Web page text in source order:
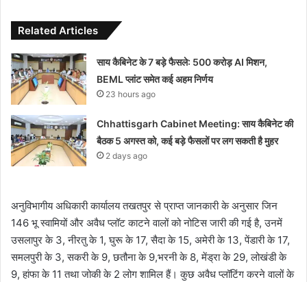
Related Articles
साय कैबिनेट के 7 बड़े फैसले: 500 करोड़ AI मिशन,
BEML प्लांट समेत कई अहम निर्णय
23 hours ago
Chhattisgarh Cabinet Meeting: साय कैबिनेट की
बैठक 5 अगस्त को, कई बड़े फैसलों पर लग सकती है मुहर
2 days ago
अनुविभागीय अधिकारी कार्यालय तखतपुर से प्राप्त जानकारी के अनुसार जिन
146 भू स्वामियों और अवैध प्लॉट काटने वालों को नोटिस जारी की गई है, उनमें
उसलापुर के 3, नीरतु के 1, घुरू के 17, सैदा के 15, अमेरी के 13, पेंडारी के 17,
समलपुरी के 3, सकरी के 9, छतौना के 9,भरनी के 8, मेंड्रा के 29, लोखंडी के
9, हांफा के 11 तथा जोकी के 2 लोग शामिल हैं। कुछ अवैध प्लॉटिंग करने वालों के